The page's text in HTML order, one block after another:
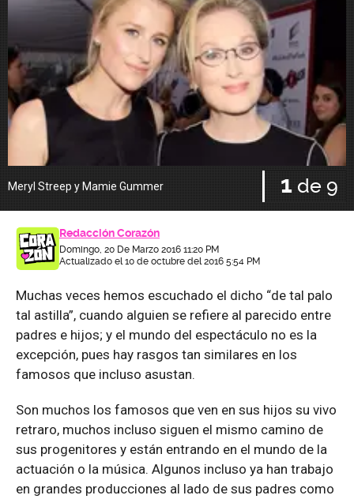
Meryl Streep y Mamie Gummer 1 de 9
Redacción Corazón
Domingo, 20 De Marzo 2016 11:20 PM
Actualizado el 10 de octubre del 2016 5:54 PM
Muchas veces hemos escuchado el dicho “de tal palo
tal astilla”, cuando alguien se refiere al parecido entre
padres e hijos; y el mundo del espectáculo no es la
excepción, pues hay rasgos tan similares en los
famosos que incluso asustan.
Son muchos los famosos que ven en sus hijos su vivo
retraro, muchos incluso siguen el mismo camino de
sus progenitores y están entrando en el mundo de la
actuación o la música. Algunos incluso ya han trabajo
en grandes producciones al lado de sus padres como